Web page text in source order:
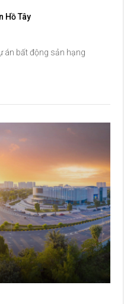
Hồ Tây
án bất động sản hạng